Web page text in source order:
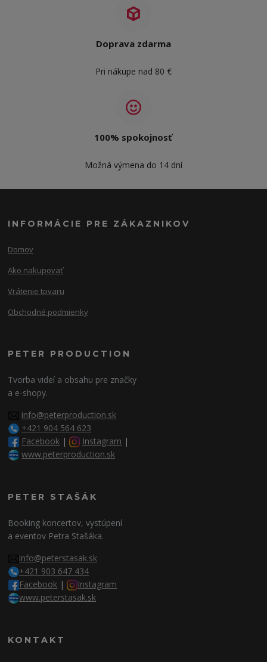
Doprava zdarma
Pri nákupe nad 80 €
100% spokojnosť
Možná výmena do 14 dní
INFORMÁCIE PRE ZÁKAZNIKOV
Domov
Ako nakupovať
Vrátenie tovaru
Obchodné podmienky
PETER PRODUCTION
Tvorba videí a obsahu pre značky
a e-shopy.
info@peterproduction.sk
+421 904 564 623
Facebook | Instagram |
www.peterproduction.sk
PETER STAŠÁK
Booking koncertov, vystúpení
a eventov Petra Stašáka.
info@peterstasak.sk
+421 903 647 434
Facebook |
Instagram
www.peterstasak.sk
KONTAKT